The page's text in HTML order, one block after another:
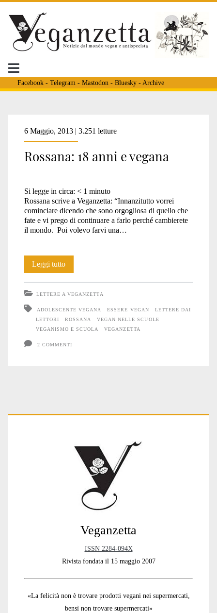
Facebook- Telegram - Mastodon - Bluesky- Archive
Tag:
<span>adolescente
vegana</span>
6 Maggio, 2013 | 3.251 letture
Rossana: 18 anni e vegana
Si legge in circa: < 1 minuto
Rossana scrive a Veganzetta: “Innanzitutto vorrei
cominciare dicendo che sono orgogliosa di quello che
fate e vi prego di continuare a farlo perché cambierete
il mondo. Poi volevo farvi una…
Leggi tuttoRossana:
18
anni
e
vegana
LETTERE A VEGANZETTA
ADOLESCENTE VEGANA ESSERE VEGAN
LETTERE DAI
LETTORI
ROSSANA
VEGAN NELLE SCUOLE
VEGANISMO E SCUOLA
VEGANZETTA
2 COMMENTI
Primary
Veganzetta
ISSN 2284-094X
Rivista fondata il 15 maggio 2007
«La felicità non è trovare prodotti vegani nei supermercati,
bensì non trovare supermercati»